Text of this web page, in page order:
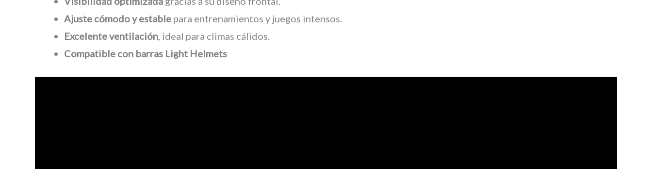
Ajuste cómodo y estable para entrenamientos y juegos intensos.
Excelente ventilación , ideal para climas cálidos.
Compatible con barras Light Helmets